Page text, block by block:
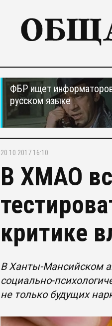
ФБР ищет
русском языке
20.10.2017 16:10
В ХМАО
критике
В Ханты-Мансийском
социально-
не только будущих